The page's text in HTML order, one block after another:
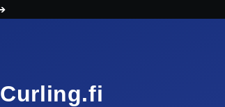
Curling.fi